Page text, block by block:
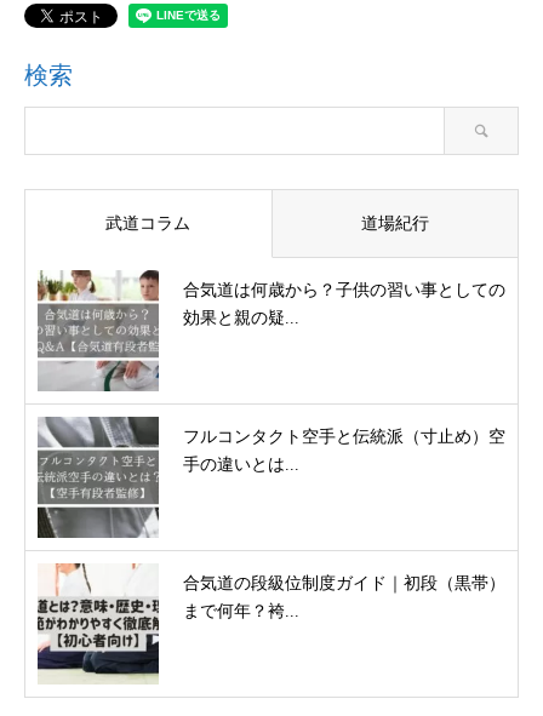
検索
武道コラム 道場紀行
合気道は何歳から？子供の習い事としての
効果と親の疑...
フルコンタクト空手と伝統派（寸止め）空
手の違いとは...
合気道の段級位制度ガイド｜初段（黒帯）
まで何年？袴...